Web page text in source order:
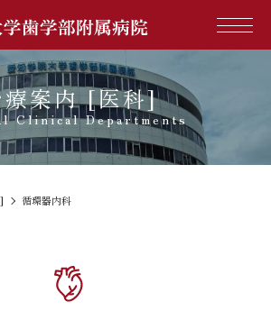
療案内 [医科]
Clinical Departments
循環器内科